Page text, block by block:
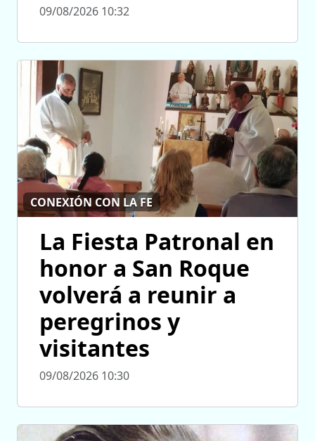
09/08/2026 10:32
CONEXIÓN CON LA FE
La Fiesta Patronal en
honor a San Roque
volverá a reunir a
peregrinos y
visitantes
09/08/2026 10:30